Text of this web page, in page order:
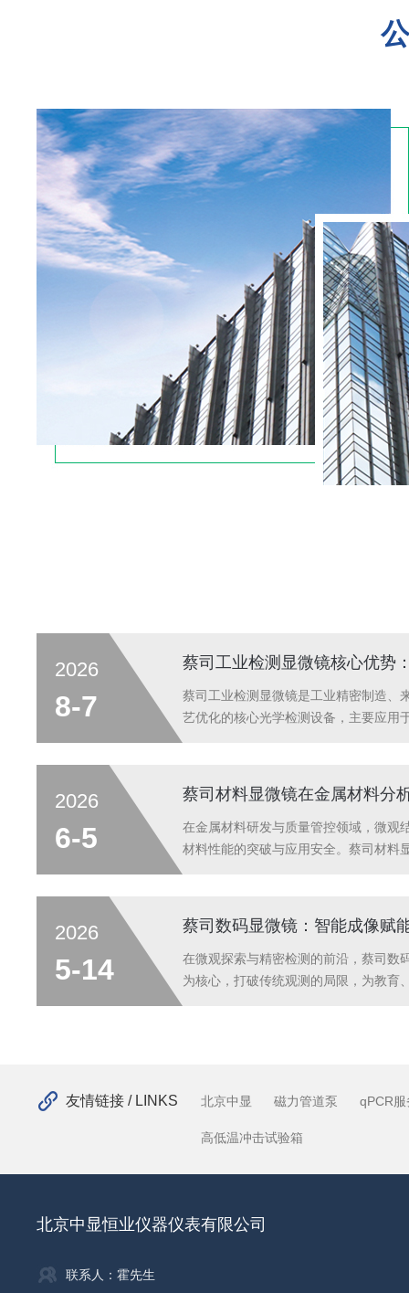
2026
8-7
蔡司工业检测显微镜是工业精密制造、
艺优化的核心光学检测设备，主要应用
工况等特点，同时兼顾微观精密测量与
可有效解决人工目视检测误差大、细微
准等行业痛点，为工业化精密质检提供
成像，适配微观检测场景蔡司工业检测
2026
6-5
蔡司材料显微镜在金属材料分
在金属材料研发与质量管控领域，微观
材料性能的突破与应用安全。蔡司材料
析全流程蔡司材料显微镜深度渗透金属
需求提供精准支持。在合金研发阶段，
结构，助力科研人员掌握材料内在特性
据。在工业质检环节，针对钢材中的非
2026
5-14
蔡司数码显微镜：智能成像赋
在微观探索与精密检测的前沿，蔡司数
为核心，打破传统观测的局限，为教育
集成AI模块，可自动完成细胞计数、融
人员从重复性工作中解放，提升实...
友情链接 / LINKS 北京中显 磁力管道泵 qPCR服
高低温冲击试验箱
北京中显恒业仪器仪表有限公司
联系人：霍先生